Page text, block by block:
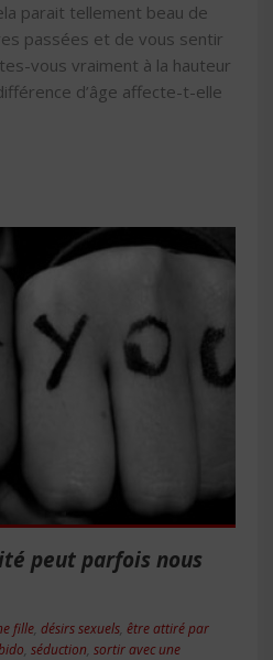
parait tellement beau de
passées et de vous sentir
vous vraiment à la hauteur
d’âge affecte-t-elle
peut parfois nous
fille désirs sexuels être attiré par
séduction sortir avec une